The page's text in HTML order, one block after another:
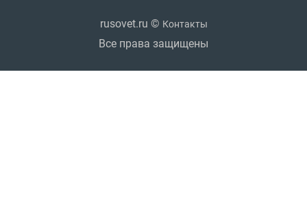
rusovet.ru © Контакты
Все права защищены